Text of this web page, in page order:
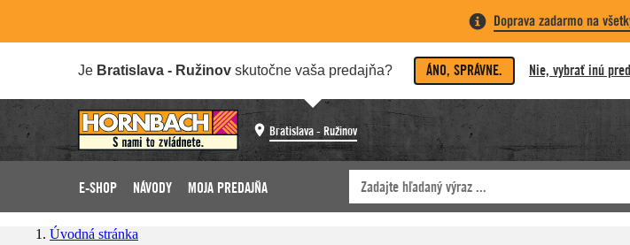
Doprava zadarmo na
Je Bratislava - Ružinov skutočne vaša predajňa? ÁNO, SPRÁVNE. Nie, vybrať inú
Bratislava - Ružinov
E-SHOP NÁVODY MOJA PREDAJŇA
Úvodná stránka